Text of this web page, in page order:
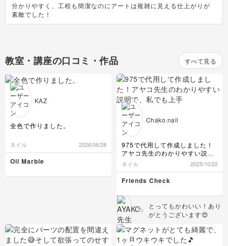
分かりやすく、工程も簡潔なのにアートは複雑に見える仕上がりが
素敵でした！
教室・講座の口コミ・作品 すべて見る
KAZ
全色で作りました。
ネイル 2026/06/28
Oil Marble
Chako.nail
975で代用して作成しました！
アヤコ先生のわかりやすい説明
で、私でも上手くできた気がし
ます。
かっこ可愛いツイードデザイン
で大好きです😍
ネイル 2025/10/22
Friends Check
とってもかわいい！あり
がとうございます😍